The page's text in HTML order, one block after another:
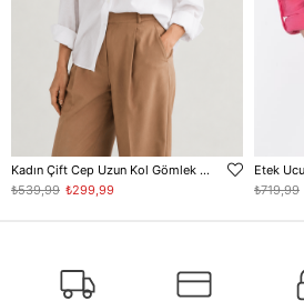
Kadın Çift Cep Uzun Kol Gömlek - Beyaz
₺299,99
₺539,99 ₺719,99